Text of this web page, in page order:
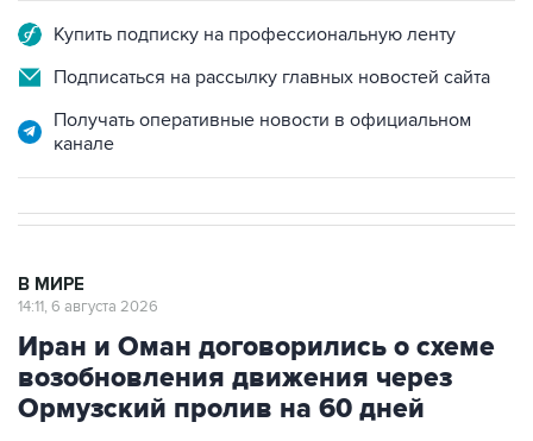
Купить подписку на профессиональную ленту
Подписаться на рассылку главных новостей сайта
Получать оперативные новости в официальном
канале
В МИРЕ
14:11, 6 августа 2026
Иран и Оман договорились о схеме
возобновления движения через
Ормузский пролив на 60 дней